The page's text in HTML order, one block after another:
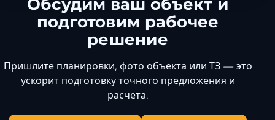
Обсудим ваш объект и
подготовим рабочее
решение
Пришлите планировки, фото объекта или ТЗ — это
ускорит подготовку точного предложения и
расчета.